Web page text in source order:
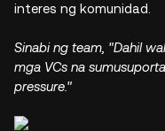
interes ng komunidad.
Sinabi ng team, "Dahil
mga VCs na
pressure."